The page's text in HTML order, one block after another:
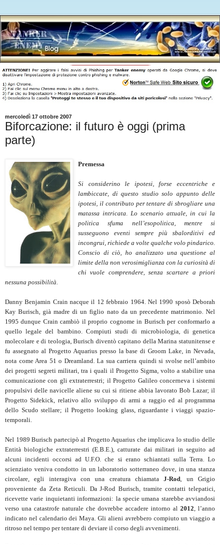
mercoledì 17 ottobre 2007
Biforcazione: il futuro è oggi (prima
parte)
Premessa
Si considerino le ipotesi, forse eccentriche e
lambiccate, di questo studio solo appunto delle
ipotesi, il contributo per tentare di sbrogliare una
matassa intricata. Lo scenario attuale, in cui la
politica sfuma nell’esopolitica, mentre si
susseguono eventi sempre più sbalorditivi ed
incongrui, richiede a volte qualche volo pindarico.
Conscio di ciò, ho analizzato una questione al
limite della non verosimiglianza con la curiosità di
chi vuole comprendere, senza scartare a priori
nessuna possibilità.
Danny Benjamin Crain nacque il 12 febbraio 1964. Nel 1990 sposò Deborah
Kay Burisch, già madre di un figlio nato da un precedente matrimonio. Nel
1995 dunque Crain cambiò il proprio cognome in Burisch per conformarlo a
quello legale del bambino. Compiuti studi di microbiologia, di genetica
molecolare e di teologia, Burisch diventò capitano della Marina statunitense e
fu assegnato al Progetto Aquarius presso la base di Groom Lake, in Nevada,
nota come Area 51 o Dreamland. La sua carriera quindi si svolse nell’ambito
dei progetti segreti militari, tra i quali il Progetto Sigma, volto a stabilire una
comunicazione con gli extraterrestri; il Progetto Galileo concerneva i sistemi
propulsivi delle navicelle aliene su cui si ritiene abbia lavorato Bob Lazar; il
Progetto Sidekick, relativo allo sviluppo di armi a raggio ed al programma
dello Scudo stellare; il Progetto looking glass, riguardante i viaggi spazio-
temporali.
Nel 1989 Burisch partecipò al Progetto Aquarius che implicava lo studio delle
Entità biologiche extraterrestri (E.B.E.), catturate dai militari in seguito ad
alcuni incidenti occorsi ad U.F.O. che si erano schiantati sulla Terra. Lo
scienziato veniva condotto in un laboratorio sotterraneo dove, in una stanza
circolare, egli interagiva con una creatura chiamataJ-Rod , un Grigio
proveniente da Zeta Reticuli. Da J-Rod Burisch, tramite contatti telepatici,
ricevette varie inquietanti informazioni: la specie umana starebbe avviandosi
verso una catastrofe naturale che dovrebbe accadere intorno al 2012 , l’anno
indicato nel calendario dei Maya. Gli alieni avrebbero compiuto un viaggio a
ritroso nel tempo per tentare di deviare il corso degli avvenimenti.